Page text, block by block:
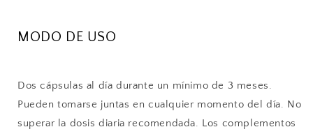
MODO DE USO
Dos cápsulas al día durante un mínimo de 3 meses.
Pueden tomarse juntas en cualquier momento del día. No
superar la dosis diaria recomendada. Los complementos